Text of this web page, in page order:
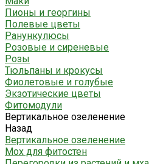
Пионы и георгины
Полевые цветы
Ранункулюсы
Розовые и сиреневые
Розы
Тюльпаны и крокусы
Фиолетовые и голубые
Экзотические цветы
Фитомодули
Вертикальное озеленение
Назад
Вертикальное озеленение
Мох для фитостен